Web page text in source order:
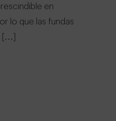
en
lo que las fundas
[…]